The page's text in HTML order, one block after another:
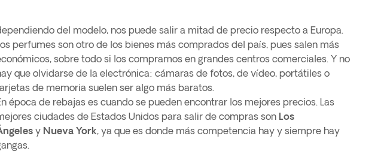
del modelo, nos puede salir a mitad de precio respecto a Europa.
perfumes son otro de los bienes más comprados del país, pues salen más
sobre todo si los compramos en grandes centros comerciales. Y no
que olvidarse de la electrónica: cámaras de fotos, de vídeo, portátiles o
de memoria suelen ser algo más baratos.
época de rebajas es cuando se pueden encontrar los mejores precios. Las
ciudades de Estados Unidos para salir de compras son Los
y Nueva York, ya que es donde más competencia hay y siempre hay